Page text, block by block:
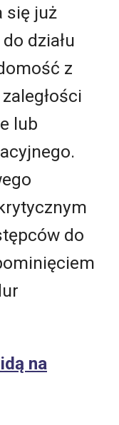
się już
działu
z
lub
do
na